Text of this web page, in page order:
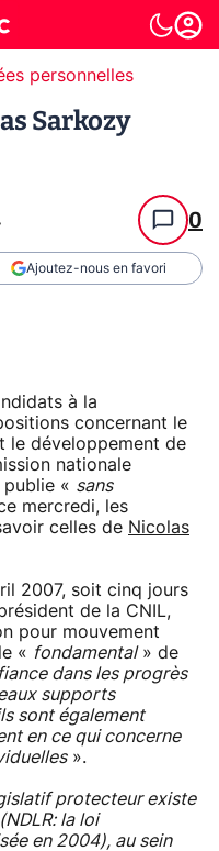
personnelles
Sarkozy
0
Ajoutez-nous en favori
à la
concernant le
le développement de
nationale
« sans
mercredi, les
celles de Nicolas
2007, soit cinq jours
de la CNIL,
pour mouvement
« fondamental» de
dans les progrès
supports
sont également
en ce qui concerne
».
protecteur existe
la loi
en 2004), au sein